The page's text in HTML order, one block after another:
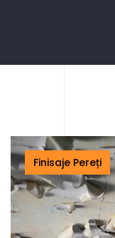
Finisaje Pereți